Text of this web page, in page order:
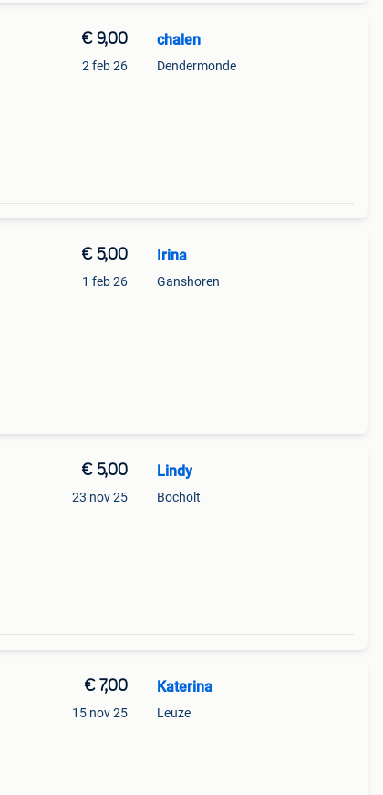
€ 9,00
2 feb 26
chalen
Dendermonde
€ 5,00
1 feb 26
Irina
Ganshoren
€ 5,00
23 nov 25
Lindy
Bocholt
€ 7,00
15 nov 25
Katerina
Leuze